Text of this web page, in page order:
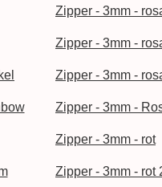
Zipper - 3mm -
Zipper - 3mm -
Zipper - 3mm -
Zipper - 3mm -
Zipper - 3mm - rot
Zipper - 3mm - rot